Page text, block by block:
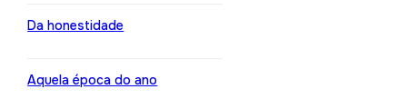
Da honestidade
Aquela época do ano